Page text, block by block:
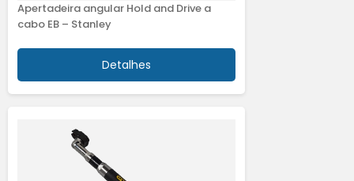
Apertadeira angular Hold and Drive a
cabo EB – Stanley
Detalhes